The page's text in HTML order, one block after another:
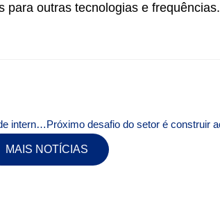
para outras tecnologias e frequências.
Dilma veta projeto que definiria portal de internet como empresa jornalística
MAIS NOTÍCIAS